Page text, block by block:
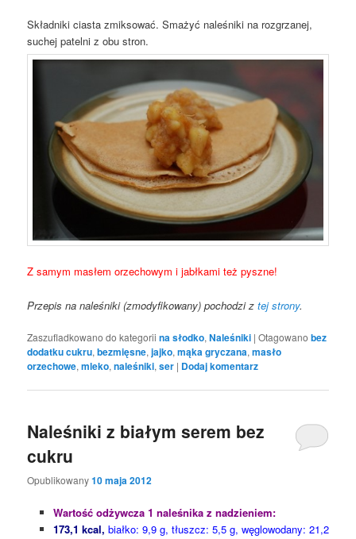
Składniki ciasta zmiksować. Smażyć naleśniki na rozgrzanej,
suchej patelni z obu stron.
Z samym masłem orzechowym i jabłkami też pyszne!
Przepis na naleśniki (zmodyfikowany) pochodzi ztej strony.
Zaszufladkowano do kategorii na słodko,Naleśniki |Otagowano bez
dodatku cukru,bezmięsne,jajko,mąka gryczana,masło
orzechowe,mleko,naleśniki,ser | Dodaj komentarz
Naleśniki z białym serem bez
cukru
Opublikowany10 maja 2012
Wartość odżywcza 1 naleśnika z nadzieniem:
173,1 kcal, białko: 9,9 g, tłuszcz: 5,5 g, węglowodany: 21,2